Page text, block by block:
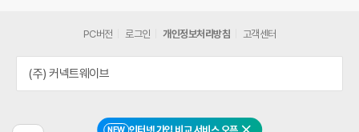
NEW 인터넷 가입 비교 서비스 오픈
PC버전 로그인 개인정보처리방침 고객센터
(주) 커넥트웨이브